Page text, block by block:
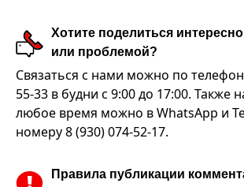
Хотите поделиться
или проблемой?
Связаться с нами можно по
55-33 в будни с 9:00 до 17:00. Также
любое время можно в WhatsApp и
номеру 8 (930) 074-52-17.
Правила публикации